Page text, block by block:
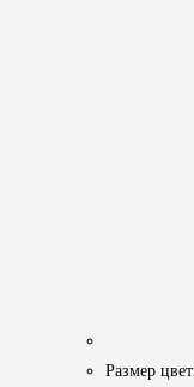
Размер